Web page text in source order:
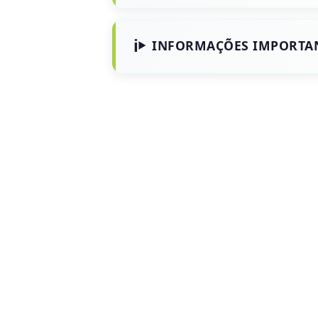
INFORMAÇÕES